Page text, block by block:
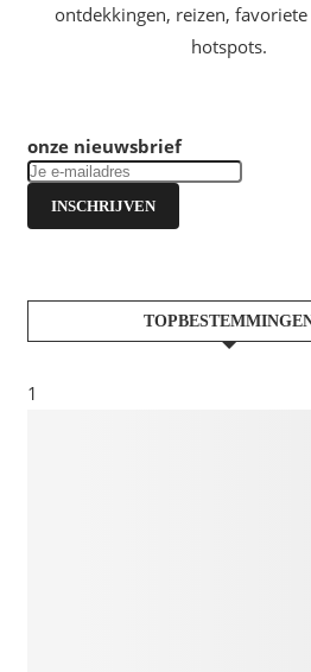
ontdekkingen, reizen, favoriete
hotspots.
onze nieuwsbrief
INSCHRIJVEN
1